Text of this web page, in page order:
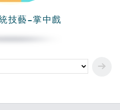
技藝-掌中戲